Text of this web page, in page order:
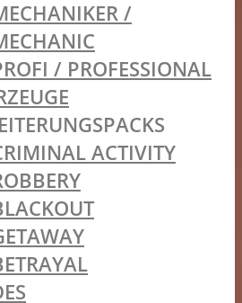
/
/ PROFESSIONAL
ACTIVITY